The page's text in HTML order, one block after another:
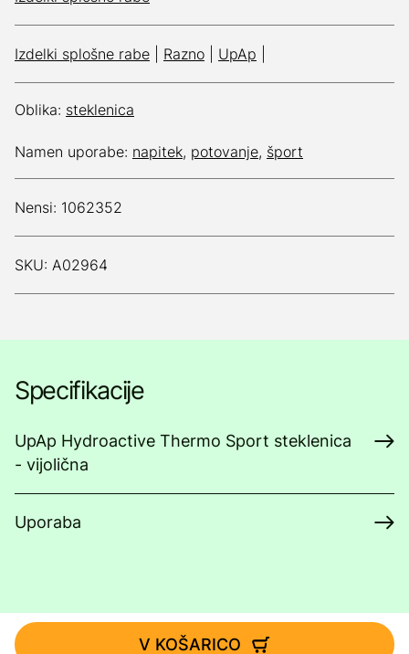
Izdelki splošne rabe Razno UpAp
Oblika: steklenica
Namen uporabe: napitek, potovanje, šport
Nensi: 1062352
SKU: A02964
Specifikacije
UpAp Hydroactive Thermo Sport steklenica
- vijolična
Uporaba
V KOŠARICO